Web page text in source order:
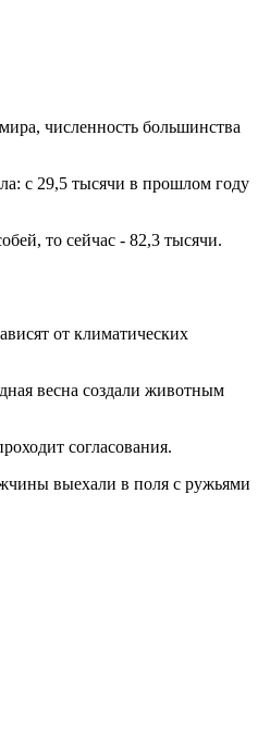
численность большинства
с 29,5 тысячи в прошлом году
то сейчас - 82,3 тысячи.
от климатических
весна создали животным
согласования.
выехали в поля с ружьями